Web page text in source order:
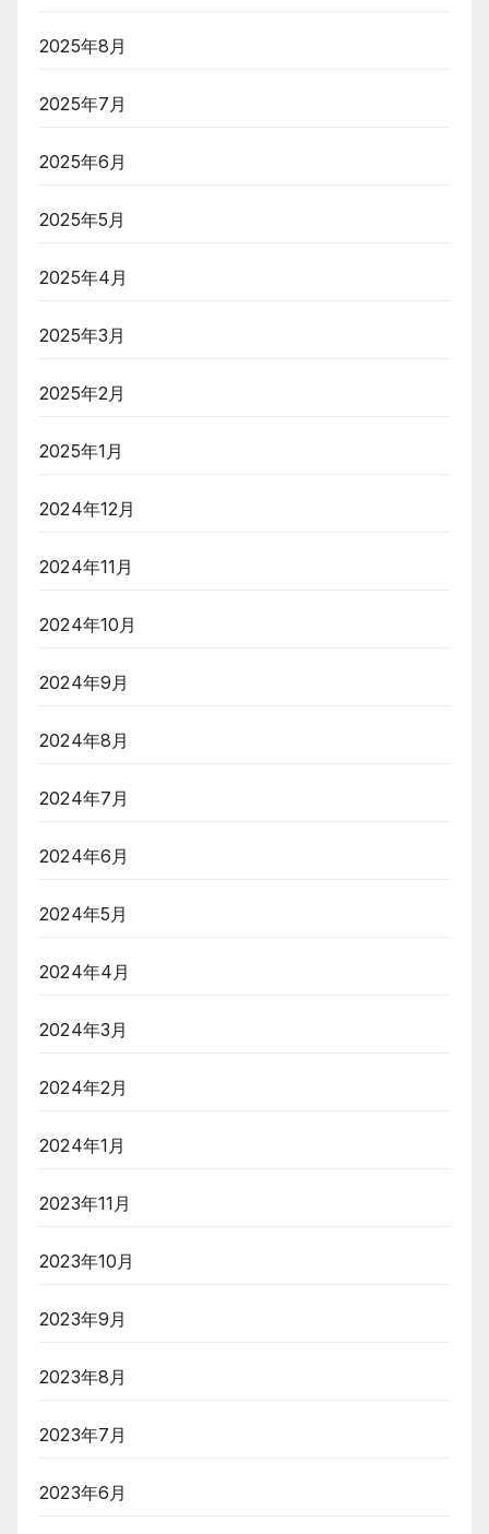
2025年8月
2025年7月
2025年6月
2025年5月
2025年4月
2025年3月
2025年2月
2025年1月
2024年12月
2024年11月
2024年10月
2024年9月
2024年8月
2024年7月
2024年6月
2024年5月
2024年4月
2024年3月
2024年2月
2024年1月
2023年11月
2023年10月
2023年9月
2023年8月
2023年7月
2023年6月